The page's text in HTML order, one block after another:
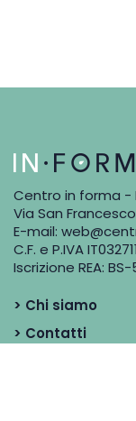
Centro in forma -
Via San
E-mail:
C.F. e P.IVA
Iscrizione REA: BS-
> Chi siamo
> Contatti